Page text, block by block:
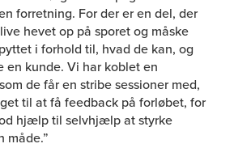
forretning. For der er en del, der
hevet op på sporet og måske
i forhold til, hvad de kan, og
en kunde. Vi har koblet en
de får en stribe sessioner med,
til at få feedback på forløbet, for
hjælp til selvhjælp at styrke
måde.”